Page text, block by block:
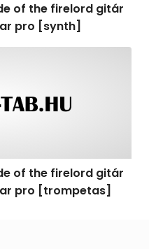
of the firelord gitár
pro [synth]
of the firelord gitár
pro [trompetas]